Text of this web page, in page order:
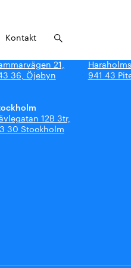
Kontakt
21,
36, Öjebyn
941 43
12B 3tr,
30 Stockholm